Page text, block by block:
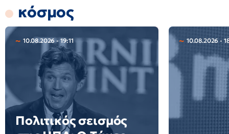
κόσμος
10.08.2026 - 19:11
Πολιτικός σεισμός
10.08.2026 -